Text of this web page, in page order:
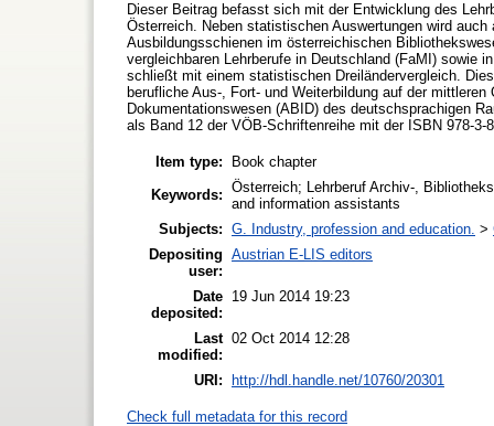
Dieser Beitrag befasst sich mit der Entwicklung des
Österreich. Neben statistischen Auswertungen wird
Ausbildungsschienen im österreichischen
vergleichbaren Lehrberufe in Deutschland (FaMI) sowie
schließt mit einem statistischen Dreiländervergleich.
berufliche Aus-, Fort- und Weiterbildung auf der
Dokumentationswesen (ABID) des deutschsprachigen
als Band 12 der VÖB-Schriftenreihe mit der ISBN 978-3-
Item type:
Book chapter
Keywords: Österreich; Lehrberuf Archiv-,
and information assistants
Subjects: G. Industry, profession and education. >
Depositing
user:
Austrian E-LIS editors
Date
deposited:
19 Jun 2014 19:23
Last
modified:
02 Oct 2014 12:28
URI: http://hdl.handle.net/10760/20301
Check full metadata for this record